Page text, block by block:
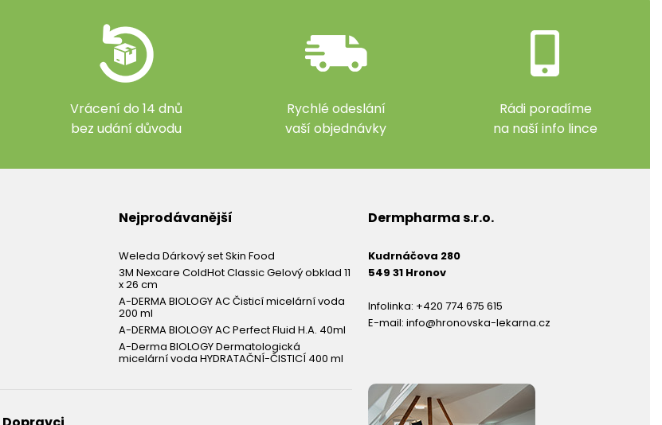
Vrácení do 14 dnů
bez udání důvodu
Rychlé odeslání
vaší objednávky
Rádi poradíme
na naší info lince
Nejprodávanější
Weleda Dárkový set Skin Food
3M Nexcare ColdHot Classic Gelový obklad 11
x 26 cm
A-DERMA BIOLOGY AC Čisticí micelární voda
200 ml
A-DERMA BIOLOGY AC Perfect Fluid H.A. 40ml
A-Derma BIOLOGY Dermatologická
micelární voda HYDRATAČNÍ-ČISTICÍ 400 ml
Dermpharma s.r.o.
Kudrnáčova 280
549 31 Hronov
Infolinka: +420 774 675 615
E-mail: info@hronovska-lekarna.cz